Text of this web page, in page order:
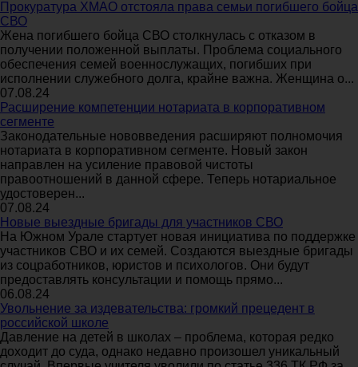
Прокуратура ХМАО отстояла права семьи погибшего бойца
СВО
Жена погибшего бойца СВО столкнулась с отказом в
получении положенной выплаты. Проблема социального
обеспечения семей военнослужащих, погибших при
исполнении служебного долга, крайне важна. Женщина о...
07.08.24
Расширение компетенции нотариата в корпоративном
сегменте
Законодательные нововведения расширяют полномочия
нотариата в корпоративном сегменте. Новый закон
направлен на усиление правовой чистоты
правоотношений в данной сфере. Теперь нотариальное
удостоверен...
07.08.24
Новые выездные бригады для участников СВО
На Южном Урале стартует новая инициатива по поддержке
участников СВО и их семей. Создаются выездные бригады
из соцработников, юристов и психологов. Они будут
предоставлять консультации и помощь прямо...
06.08.24
Увольнение за издевательства: громкий прецедент в
российской школе
Давление на детей в школах – проблема, которая редко
доходит до суда, однако недавно произошел уникальный